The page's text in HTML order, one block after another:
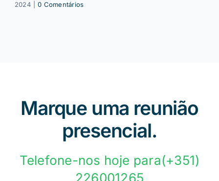
2024
0 Comentários
Marque uma reunião
presencial.
Telefone-nos hoje para(+351)
226001265